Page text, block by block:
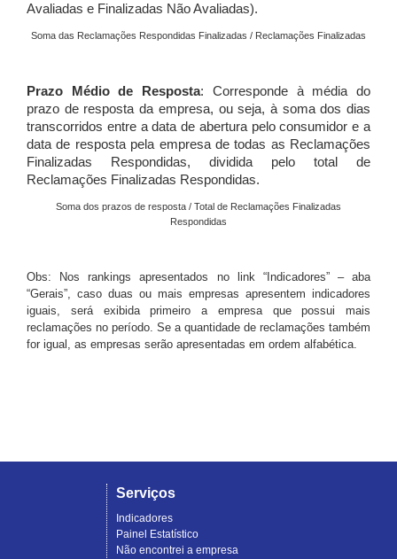
Avaliadas e Finalizadas Não Avaliadas).
Soma das Reclamações Respondidas Finalizadas / Reclamações Finalizadas
Prazo Médio de Resposta: Corresponde à média do
prazo de resposta da empresa, ou seja, à soma dos dias
transcorridos entre a data de abertura pelo consumidor e a
data de resposta pela empresa de todas as Reclamações
Finalizadas Respondidas, dividida pelo total de
Reclamações Finalizadas Respondidas.
Soma dos prazos de resposta / Total de Reclamações Finalizadas
Respondidas
Obs: Nos rankings apresentados no link “Indicadores” – aba
“Gerais”, caso duas ou mais empresas apresentem indicadores
iguais, será exibida primeiro a empresa que possui mais
reclamações no período. Se a quantidade de reclamações também
for igual, as empresas serão apresentadas em ordem alfabética.
Serviços
Indicadores
Painel Estatístico
Não encontrei a empresa